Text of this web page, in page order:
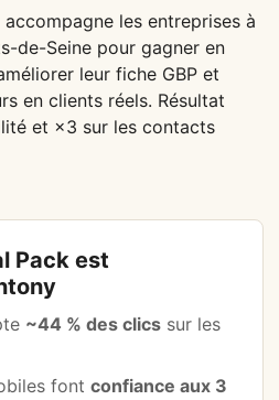
les entreprises à
de-Seine pour gagner en
leur fiche GBP et
en clients réels. Résultat
et ×3 sur les contacts
Pack est
~44 % des clics sur les
font confiance aux 3